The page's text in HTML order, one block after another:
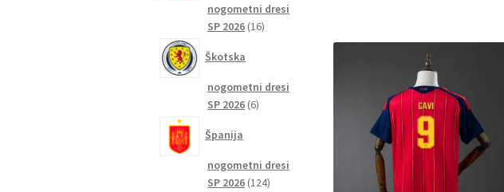
strani
izdelka
nogometni dresi
SP 2026 1616
Škotska
nogometni dresi
SP 2026 66
Španija
nogometni dresi
SP 2026 124124